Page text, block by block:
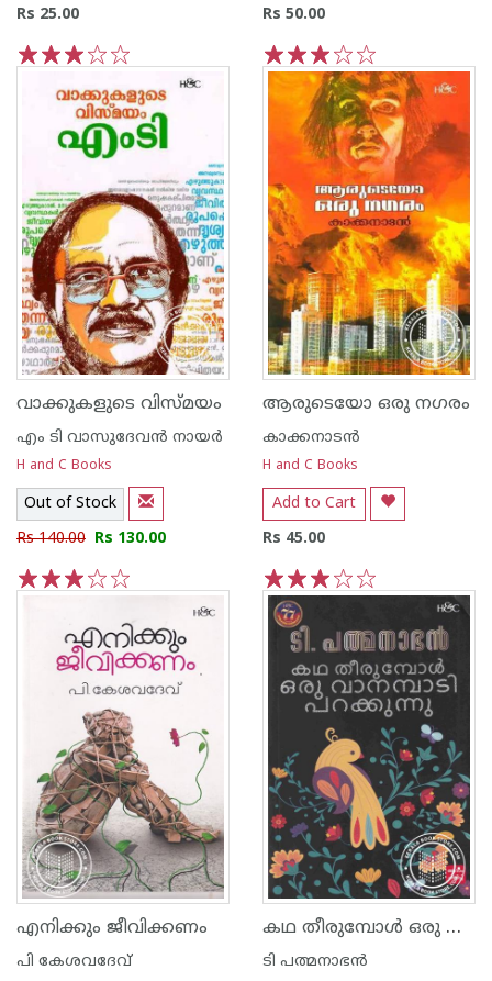
Rs 25.00 Rs 50.00
5
4
3
2
1
വാക്കുകളുടെ വിസ്മയം
എം ടി വാസുദേവന്‍ നായര്‍
H and C Books
Out of Stock
Rs 140.00 Rs 130.00
ആരുടെയോ ഒരു നഗരം
കാക്കനാടന്‍
H and C Books
Add to Cart
Rs 45.00
5
4
3
2
1
എനിക്കും ജീവിക്കണം
പി കേശവദേവ്‌
കഥ തീരുമ്പോള്‍ ഒരു വാനമ്പാടി പറക്കുന്നു
ടി പത്മനാഭന്‍